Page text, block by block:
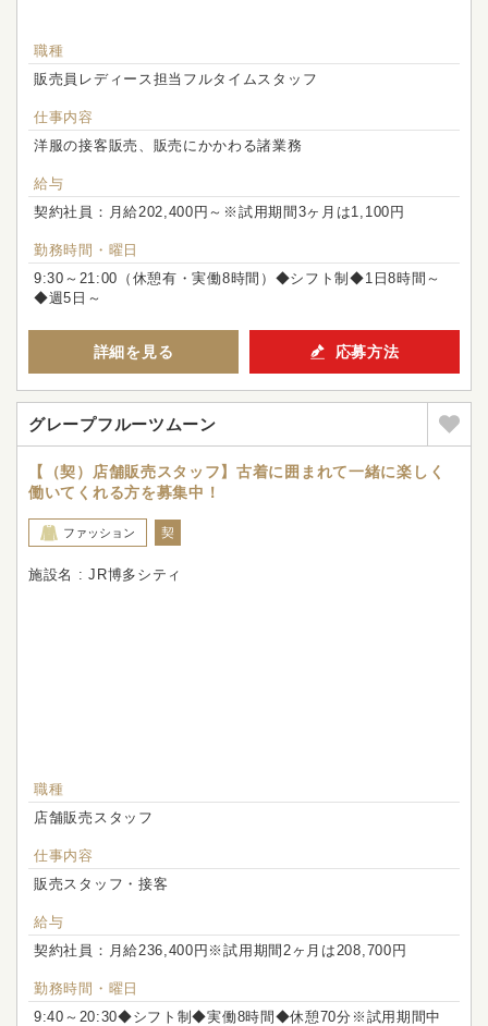
職種
販売員レディース担当フルタイムスタッフ
仕事内容
洋服の接客販売、販売にかかわる諸業務
給与
契約社員：月給202,400円～※試用期間3ヶ月は1,100円
勤務時間・曜日
9:30～21:00（休憩有・実働8時間）◆シフト制◆1日8時間～
◆週5日～
詳細を見る 応募方法
グレープフルーツムーン
【（契）店舗販売スタッフ】古着に囲まれて一緒に楽しく
働いてくれる方を募集中！
ファッション 契
施設名 : JR博多シティ
職種
店舗販売スタッフ
仕事内容
販売スタッフ・接客
給与
契約社員：月給236,400円※試用期間2ヶ月は208,700円
勤務時間・曜日
9:40～20:30◆シフト制◆実働8時間◆休憩70分※試用期間中